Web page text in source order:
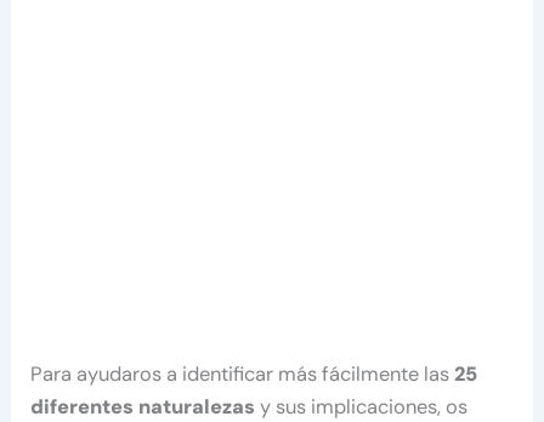
Para ayudaros a identificar más fácilmente las25
diferentes naturalezas y sus implicaciones, os